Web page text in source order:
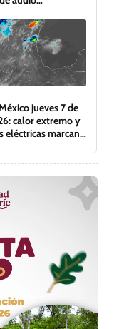
jueves 7 de
calor extremo y
eléctricas marcan